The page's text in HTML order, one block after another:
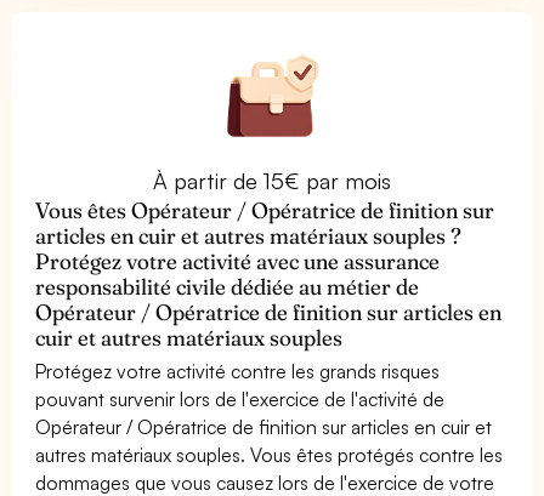
À partir de 15€ par mois
Vous êtes Opérateur / Opératrice de finition sur
articles en cuir et autres matériaux souples ?
Protégez votre activité avec une assurance
responsabilité civile dédiée au métier de
Opérateur / Opératrice de finition sur articles en
cuir et autres matériaux souples
Protégez votre activité contre les grands risques
pouvant survenir lors de l'exercice de l'activité de
Opérateur / Opératrice de finition sur articles en cuir et
autres matériaux souples. Vous êtes protégés contre les
dommages que vous causez lors de l'exercice de votre